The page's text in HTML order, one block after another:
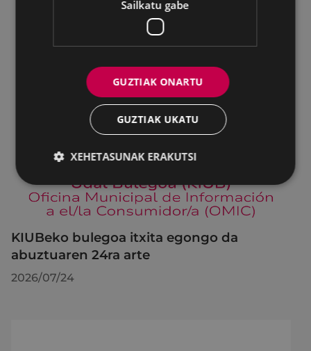
KIUBeko bulegoa itxita egongo da
abuztuaren 24ra arte
2026/07/24
Sailkatu gabe
GUZTIAK ONARTU
GUZTIAK UKATU
XEHETASUNAK ERAKUTSI